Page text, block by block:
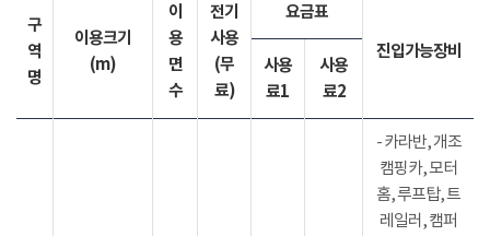
구
역
명
이용크기
(m)
이
용
면
수
전기
사용
(무
료)
요금표
진입가능장비
사용
료1
사용
료2
- 카라반, 개조
캠핑카, 모터
홈, 루프탑, 트
레일러, 캠퍼